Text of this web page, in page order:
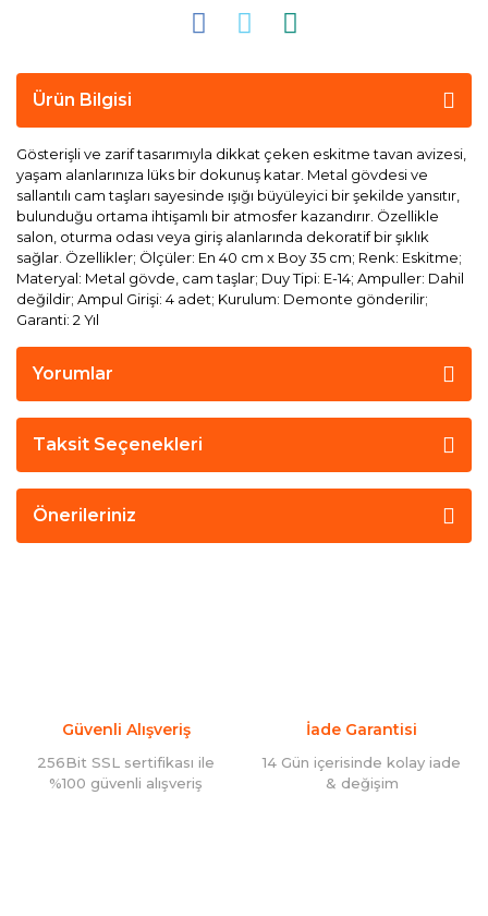
Ürün Bilgisi
Gösterişli ve zarif tasarımıyla dikkat çeken eskitme tavan avizesi,
yaşam alanlarınıza lüks bir dokunuş katar. Metal gövdesi ve
sallantılı cam taşları sayesinde ışığı büyüleyici bir şekilde yansıtır,
bulunduğu ortama ihtişamlı bir atmosfer kazandırır. Özellikle
salon, oturma odası veya giriş alanlarında dekoratif bir şıklık
sağlar. Özellikler; Ölçüler: En 40 cm x Boy 35 cm; Renk: Eskitme;
Materyal: Metal gövde, cam taşlar; Duy Tipi: E-14; Ampuller: Dahil
değildir; Ampul Girişi: 4 adet; Kurulum: Demonte gönderilir;
Garanti: 2 Yıl
Yorumlar
Taksit Seçenekleri
Önerileriniz
Güvenli Alışveriş
256Bit SSL sertifikası ile
%100 güvenli alışveriş
İade Garantisi
14 Gün içerisinde kolay iade
& değişim